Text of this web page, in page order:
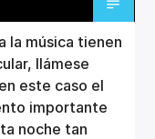
la música tienen
llámese
este caso el
importante
noche tan